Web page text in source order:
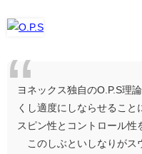
ヨネックス独自のO.P.S理
くし適度にしならせること
スピン性とコントロール性
このしぶといしなりがス